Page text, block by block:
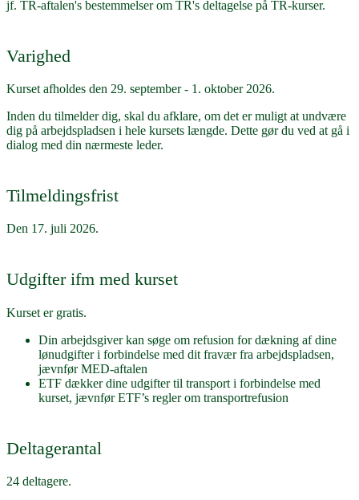
jf. TR-aftalen's bestemmelser om TR's deltagelse på TR-kurser.
Varighed
Kurset afholdes den 29. september - 1. oktober 2026.
Inden du tilmelder dig, skal du afklare, om det er muligt at undvære
dig på arbejdspladsen i hele kursets længde. Dette gør du ved at gå i
dialog med din nærmeste leder.
Tilmeldingsfrist
Den 17. juli 2026.
Udgifter ifm med kurset
Kurset er gratis.
Din arbejdsgiver kan søge om refusion for dækning af dine
lønudgifter i forbindelse med dit fravær fra arbejdspladsen,
jævnfør MED-aftalen
ETF dækker dine udgifter til transport i forbindelse med
kurset, jævnfør ETF’s regler om transportrefusion
Deltagerantal
24 deltagere.